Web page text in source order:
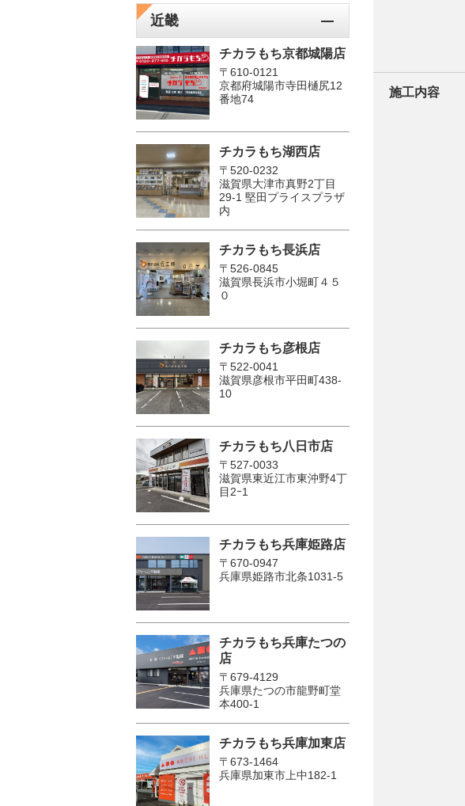
施工内容
近畿
チカラもち京都城陽店
〒610-0121
京都府城陽市寺田樋尻12
番地74
チカラもち湖西店
〒520-0232
滋賀県大津市真野2丁目
29-1 堅田プライスプラザ
内
チカラもち長浜店
〒526-0845
滋賀県長浜市小堀町４５
０
チカラもち彦根店
〒522-0041
滋賀県彦根市平田町438-
10
チカラもち八日市店
〒527-0033
滋賀県東近江市東沖野4丁
目2ｰ1
チカラもち兵庫姫路店
〒670-0947
兵庫県姫路市北条1031-5
チカラもち兵庫たつの
店
〒679-4129
兵庫県たつの市龍野町堂
本400-1
チカラもち兵庫加東店
〒673-1464
兵庫県加東市上中182-1